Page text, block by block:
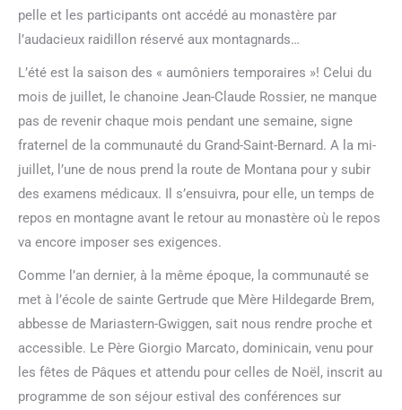
pelle et les participants ont accédé au monastère par
l’audacieux raidillon réservé aux montagnards…
L’été est la saison des « aumôniers temporaires »! Celui du
mois de juillet, le chanoine Jean-Claude Rossier, ne manque
pas de revenir chaque mois pendant une semaine, signe
fraternel de la communauté du Grand-Saint-Bernard. A la mi-
juillet, l’une de nous prend la route de Montana pour y subir
des examens médicaux. Il s’ensuivra, pour elle, un temps de
repos en montagne avant le retour au monastère où le repos
va encore imposer ses exigences.
Comme l’an dernier, à la même époque, la communauté se
met à l’école de sainte Gertrude que Mère Hildegarde Brem,
abbesse de Mariastern-Gwiggen, sait nous rendre proche et
accessible. Le Père Giorgio Marcato, dominicain, venu pour
les fêtes de Pâques et attendu pour celles de Noël, inscrit au
programme de son séjour estival des conférences sur